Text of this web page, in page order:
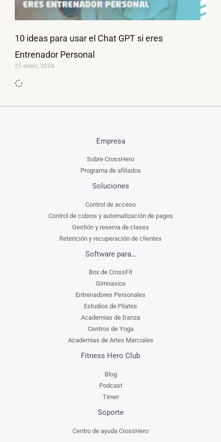
10 ideas para usar el Chat GPT si eres
Entrenador Personal
25 enero, 2024
Empresa
Sobre CrossHero
Programa de afiliados
Soluciones
Control de acceso
Control de cobros y automatización de pagos
Gestión y reserva de clases
Retención y recuperación de clientes
Software para…
Box de CrossFit
Gimnasios
Entrenadores Personales
Estudios de Pilates
Academias de Danza
Centros de Yoga
Academias de Artes Marciales
Fitness Hero Club
Blog
Podcast
Timer
Soporte
Centro de ayuda CrossHero